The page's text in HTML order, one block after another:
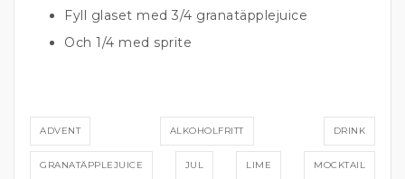
Fyll glaset med 3/4 granatäpplejuice
Och 1/4 med sprite
ADVENT ALKOHOLFRITT DRINK
GRANATÄPPLEJUICE JUL LIME MOCKTAIL